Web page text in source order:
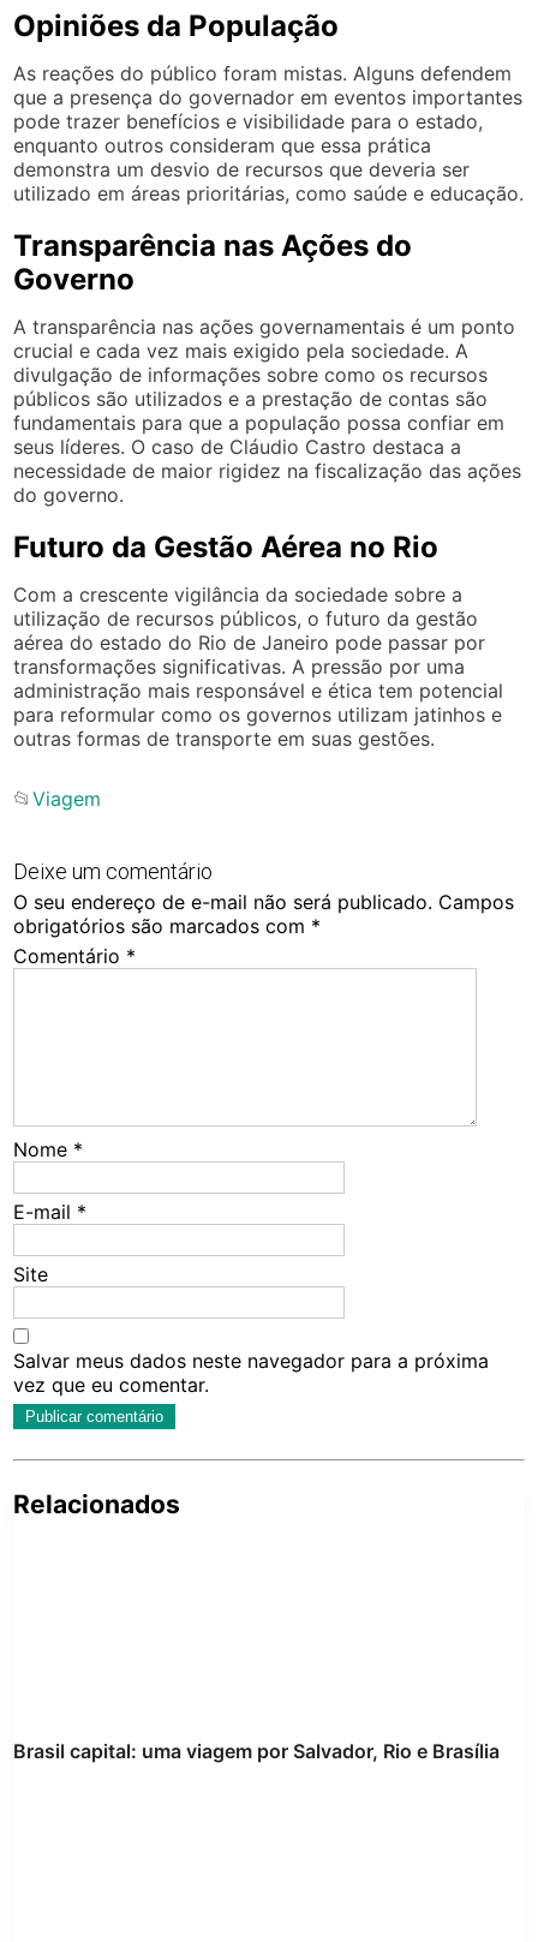
Opiniões da População
As reações do público foram mistas. Alguns defendem
que a presença do governador em eventos importantes
pode trazer benefícios e visibilidade para o estado,
enquanto outros consideram que essa prática
demonstra um desvio de recursos que deveria ser
utilizado em áreas prioritárias, como saúde e educação.
Transparência nas Ações do
Governo
A transparência nas ações governamentais é um ponto
crucial e cada vez mais exigido pela sociedade. A
divulgação de informações sobre como os recursos
públicos são utilizados e a prestação de contas são
fundamentais para que a população possa confiar em
seus líderes. O caso de Cláudio Castro destaca a
necessidade de maior rigidez na fiscalização das ações
do governo.
Futuro da Gestão Aérea no Rio
Com a crescente vigilância da sociedade sobre a
utilização de recursos públicos, o futuro da gestão
aérea do estado do Rio de Janeiro pode passar por
transformações significativas. A pressão por uma
administração mais responsável e ética tem potencial
para reformular como os governos utilizam jatinhos e
outras formas de transporte em suas gestões.
📂Viagem
Deixe um comentário
O seu endereço de e-mail não será publicado. Campos
obrigatórios são marcados com *
Comentário *
Nome *
E-mail *
Site
Salvar meus dados neste navegador para a próxima
vez que eu comentar.
Relacionados
Brasil capital: uma viagem por Salvador, Rio e Brasília